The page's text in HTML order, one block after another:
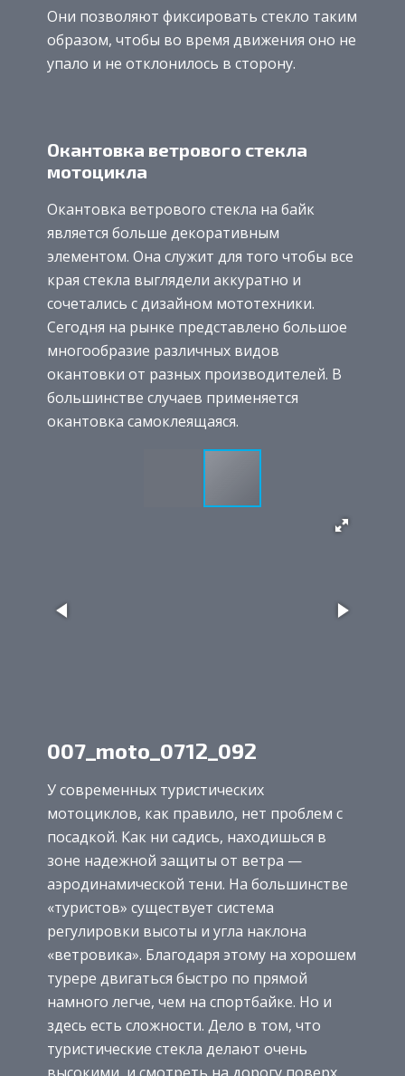
Они позволяют фиксировать стекло таким
образом, чтобы во время движения оно не
упало и не отклонилось в сторону.
Окантовка ветрового стекла
мотоцикла
Окантовка ветрового стекла на байк
является больше декоративным
элементом. Она служит для того чтобы все
края стекла выглядели аккуратно и
сочетались с дизайном мототехники.
Сегодня на рынке представлено большое
многообразие различных видов
окантовки от разных производителей. В
большинстве случаев применяется
окантовка самоклеящаяся.
007_moto_0712_092
У современных туристических
мотоциклов, как правило, нет проблем с
посадкой. Как ни садись, находишься в
зоне надежной защиты от ветра —
аэродинамической тени. На большинстве
«туристов» существует система
регулировки высоты и угла наклона
«ветровика». Благодаря этому на хорошем
турере двигаться быстро по прямой
намного легче, чем на спортбайке. Но и
здесь есть сложности. Дело в том, что
туристические стекла делают очень